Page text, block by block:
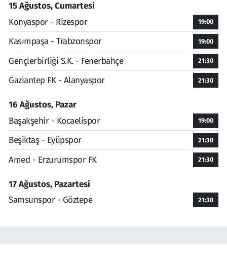
15 Ağustos, Cumartesi
Konyaspor - Rizespor
19:00
Kasımpaşa - Trabzonspor 19:00
Gençlerbirliği S.K. - Fenerbahçe 21:30
Gaziantep FK - Alanyaspor 21:30
16 Ağustos, Pazar
Başakşehir - Kocaelispor
19:00
Beşiktaş - Eyüpspor 21:30
Amed - Erzurumspor FK 21:30
17 Ağustos, Pazartesi
Samsunspor - Göztepe
21:30